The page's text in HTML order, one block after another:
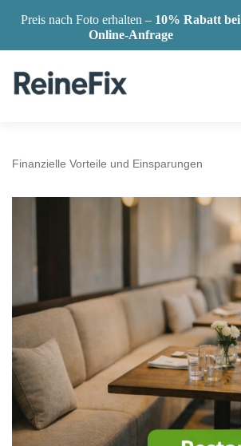
content
Finanzielle Vorteile und Einsparungen
Preis nach Foto erhalten – 10% Rabatt bei
Online-Anfrage